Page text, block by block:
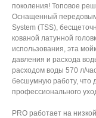
поколения! Топовое
Оснащенный
System (TSS),
кованой латунной
использования, эта
давления и расхода
расходом воды 570 л/
бесшумную работу, что
профессионального
PRO работает на